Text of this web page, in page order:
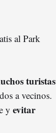
al Park
turistas
a vecinos.
y evitar